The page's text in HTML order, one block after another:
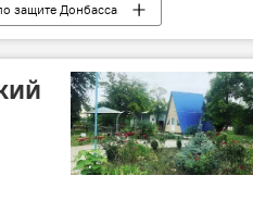
защите Донбасса